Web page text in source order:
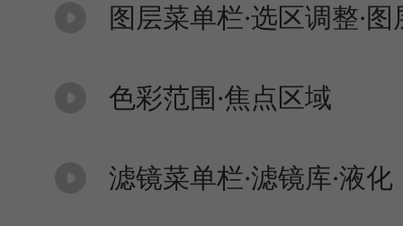
图层菜单栏·选区调整·
色彩范围·焦点区域
滤镜菜单栏·滤镜库·液化